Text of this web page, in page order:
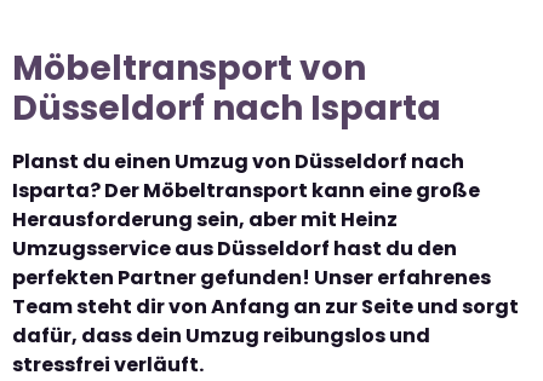
Möbeltransport von
Düsseldorf nach Isparta
Planst du einen Umzug von Düsseldorf nach
Isparta? Der Möbeltransport kann eine große
Herausforderung sein, aber mit Heinz
Umzugsservice aus Düsseldorf hast du den
perfekten Partner gefunden! Unser erfahrenes
Team steht dir von Anfang an zur Seite und sorgt
dafür, dass dein Umzug reibungslos und
stressfrei verläuft.